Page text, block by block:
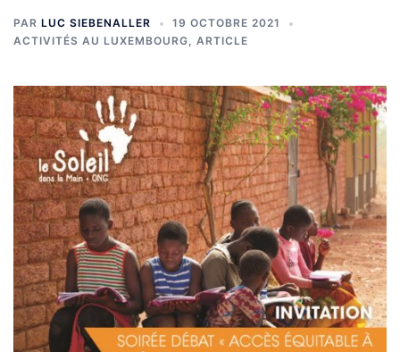
PAR LUC SIEBENALLER
19 OCTOBRE 2021
ACTIVITÉS AU LUXEMBOURG, ARTICLE